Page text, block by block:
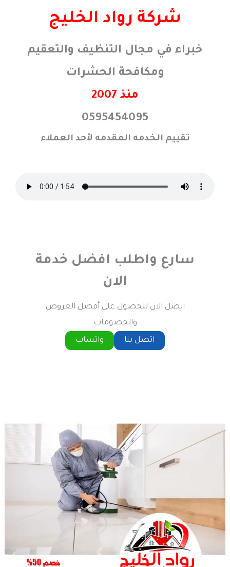
شركة رواد الخليج
خبراء في مجال التنظيف والتعقيم
ومكافحة الحشرات
منذ 2007
0595454095
تقييم الخدمه المقدمه لأحد العملاء
سارع واطلب افضل خدمة
الان
اتصل الان للحصول علي أفضل العروض
والخصومات
اتصل بنا
واتساب